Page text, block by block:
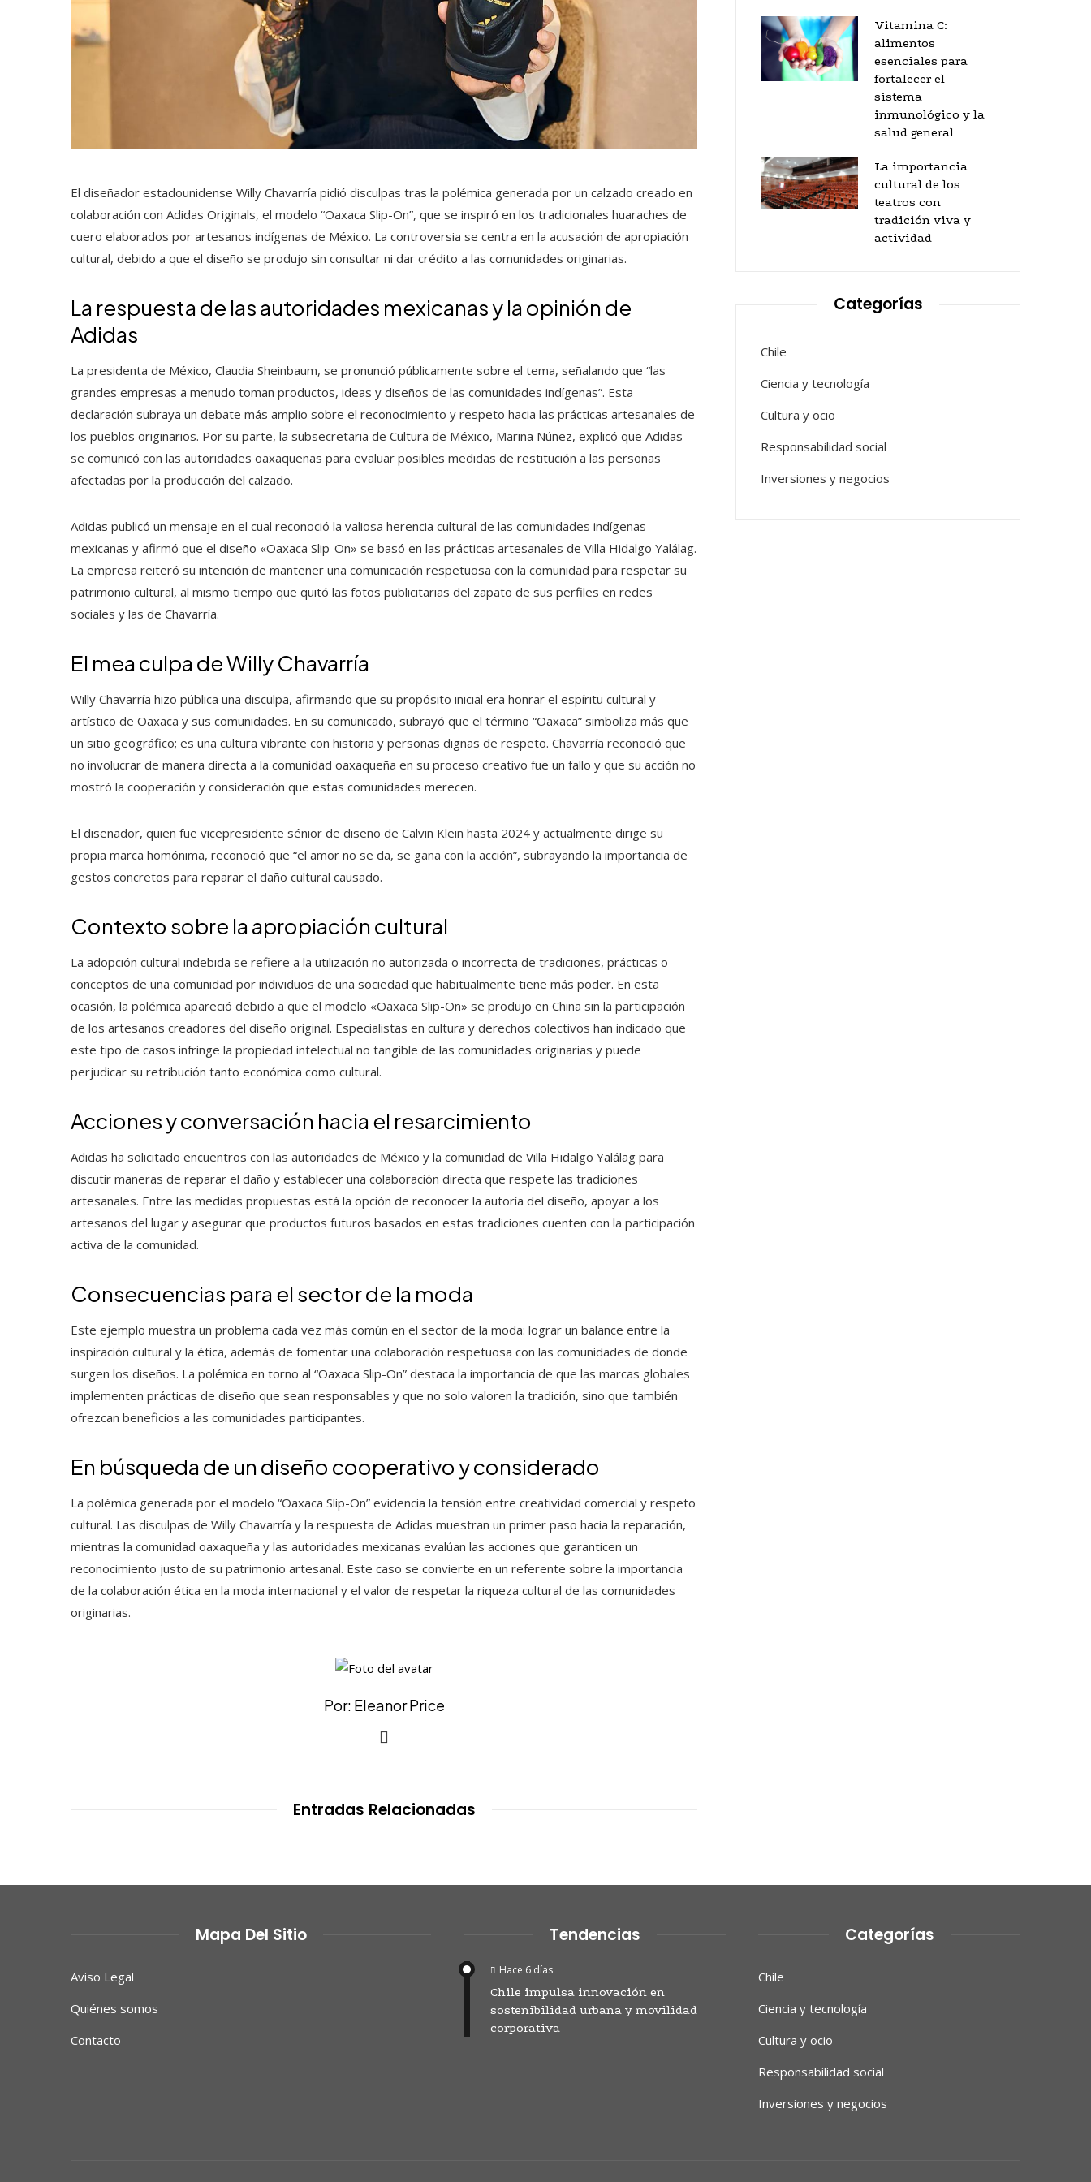
El diseñador estadounidense Willy Chavarría pidió disculpas tras la polémica generada por un calzado creado en
colaboración con Adidas Originals, el modelo “Oaxaca Slip-On”, que se inspiró en los tradicionales huaraches de
cuero elaborados por artesanos indígenas de México. La controversia se centra en la acusación de apropiación
cultural, debido a que el diseño se produjo sin consultar ni dar crédito a las comunidades originarias.
La respuesta de las autoridades mexicanas y la opinión de
Adidas
La presidenta de México, Claudia Sheinbaum, se pronunció públicamente sobre el tema, señalando que “las
grandes empresas a menudo toman productos, ideas y diseños de las comunidades indígenas”. Esta
declaración subraya un debate más amplio sobre el reconocimiento y respeto hacia las prácticas artesanales de
los pueblos originarios. Por su parte, la subsecretaria de Cultura de México, Marina Núñez, explicó que Adidas
se comunicó con las autoridades oaxaqueñas para evaluar posibles medidas de restitución a las personas
afectadas por la producción del calzado.
Adidas publicó un mensaje en el cual reconoció la valiosa herencia cultural de las comunidades indígenas
mexicanas y afirmó que el diseño «Oaxaca Slip-On» se basó en las prácticas artesanales de Villa Hidalgo Yalálag.
La empresa reiteró su intención de mantener una comunicación respetuosa con la comunidad para respetar su
patrimonio cultural, al mismo tiempo que quitó las fotos publicitarias del zapato de sus perfiles en redes
sociales y las de Chavarría.
El mea culpa de Willy Chavarría
Willy Chavarría hizo pública una disculpa, afirmando que su propósito inicial era honrar el espíritu cultural y
artístico de Oaxaca y sus comunidades. En su comunicado, subrayó que el término “Oaxaca” simboliza más que
un sitio geográfico; es una cultura vibrante con historia y personas dignas de respeto. Chavarría reconoció que
no involucrar de manera directa a la comunidad oaxaqueña en su proceso creativo fue un fallo y que su acción no
mostró la cooperación y consideración que estas comunidades merecen.
El diseñador, quien fue vicepresidente sénior de diseño de Calvin Klein hasta 2024 y actualmente dirige su
propia marca homónima, reconoció que “el amor no se da, se gana con la acción”, subrayando la importancia de
gestos concretos para reparar el daño cultural causado.
Contexto sobre la apropiación cultural
La adopción cultural indebida se refiere a la utilización no autorizada o incorrecta de tradiciones, prácticas o
conceptos de una comunidad por individuos de una sociedad que habitualmente tiene más poder. En esta
ocasión, la polémica apareció debido a que el modelo «Oaxaca Slip-On» se produjo en China sin la participación
de los artesanos creadores del diseño original. Especialistas en cultura y derechos colectivos han indicado que
este tipo de casos infringe la propiedad intelectual no tangible de las comunidades originarias y puede
perjudicar su retribución tanto económica como cultural.
Acciones y conversación hacia el resarcimiento
Adidas ha solicitado encuentros con las autoridades de México y la comunidad de Villa Hidalgo Yalálag para
discutir maneras de reparar el daño y establecer una colaboración directa que respete las tradiciones
artesanales. Entre las medidas propuestas está la opción de reconocer la autoría del diseño, apoyar a los
artesanos del lugar y asegurar que productos futuros basados en estas tradiciones cuenten con la participación
activa de la comunidad.
Consecuencias para el sector de la moda
Este ejemplo muestra un problema cada vez más común en el sector de la moda: lograr un balance entre la
inspiración cultural y la ética, además de fomentar una colaboración respetuosa con las comunidades de donde
surgen los diseños. La polémica en torno al “Oaxaca Slip-On” destaca la importancia de que las marcas globales
implementen prácticas de diseño que sean responsables y que no solo valoren la tradición, sino que también
ofrezcan beneficios a las comunidades participantes.
En búsqueda de un diseño cooperativo y considerado
La polémica generada por el modelo “Oaxaca Slip-On” evidencia la tensión entre creatividad comercial y respeto
cultural. Las disculpas de Willy Chavarría y la respuesta de Adidas muestran un primer paso hacia la reparación,
mientras la comunidad oaxaqueña y las autoridades mexicanas evalúan las acciones que garanticen un
reconocimiento justo de su patrimonio artesanal. Este caso se convierte en un referente sobre la importancia
de la colaboración ética en la moda internacional y el valor de respetar la riqueza cultural de las comunidades
originarias.
Por: Eleanor Price
Entradas Relacionadas
Vitamina C:
alimentos
esenciales para
fortalecer el
sistema
inmunológico y la
salud general
La importancia
cultural de los
teatros con
tradición viva y
actividad
Categorías
Chile
Ciencia y tecnología
Cultura y ocio
Responsabilidad social
Inversiones y negocios
Mapa Del Sitio
Aviso Legal
Quiénes somos
Contacto
Tendencias
Hace 6 días
Chile impulsa innovación en
sostenibilidad urbana y movilidad
corporativa
Categorías
Chile
Ciencia y tecnología
Cultura y ocio
Responsabilidad social
Inversiones y negocios